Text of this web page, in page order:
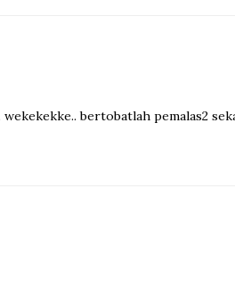
bertobatlah pemalas2